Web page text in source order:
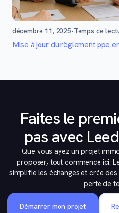
décembre 11, 2025•Temps de
Mise à jour du règlement ppe
Faites le
pas avec
Que vous ayez un projet
proposer, tout commence ici.
simplifie les échanges et crée
perte de
Démarrer mon projet